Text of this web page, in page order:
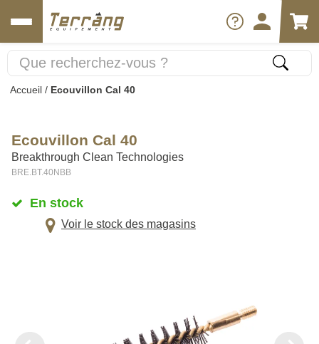
Accueil / Ecouvillon Cal 40
Ecouvillon Cal 40
Breakthrough Clean Technologies
BRE.BT.40NBB
En stock
Voir le stock des magasins